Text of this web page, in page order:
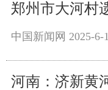
郑州市大河村
中国新闻网 2025-6-
河南：济新黄